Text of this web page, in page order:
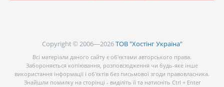
Copyright © 2006—2026ТОВ "Хостінг Україна"
Всі матеріали даного сайту є об’єктами авторського права.
Забороняється копіювання, розповсюдження чи будь-яке інше
використання інформації і об’єктів без письмової згоди правовласника.
Знайшли помилку на сторінці - виділіть її та натисніть Ctrl + Enter